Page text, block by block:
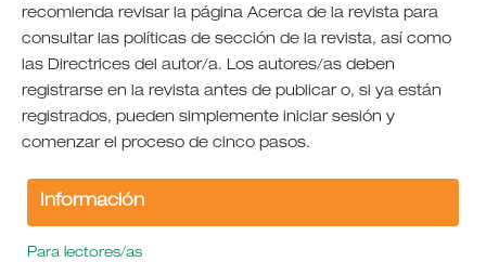
recomienda revisar la página Acerca de la revista para
consultar las políticas de sección de la revista, así como
las Directrices del autor/a. Los autores/as deben
registrarse en la revista antes de publicar o, si ya están
registrados, pueden simplemente iniciar sesión y
comenzar el proceso de cinco pasos.
Información
Para lectores/as